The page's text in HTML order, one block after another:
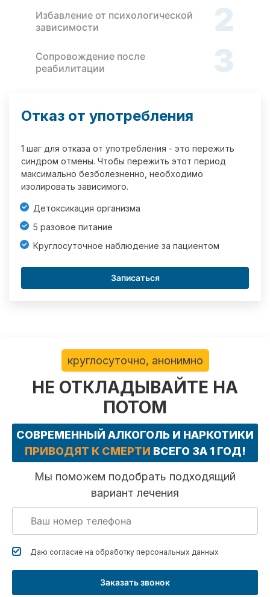
Избавление от психологической
зависимости
2
Сопровождение после
реабилитации
3
Отказ от употребления
1 шаг для отказа от употребления - это пережить
синдром отмены. Чтобы пережить этот период
максимально безболезненно, необходимо
изолировать зависимого.
Детоксикация организма
5 разовое питание
Круглосуточное наблюдение за пациентом
Записаться
круглосуточно, анонимно
НЕ ОТКЛАДЫВАЙТЕ НА
ПОТОМ
СОВРЕМЕННЫЙ АЛКОГОЛЬ И НАРКОТИКИ
ПРИВОДЯТ К СМЕРТИ ВСЕГО ЗА 1 ГОД!
Мы поможем подобрать подходящий
вариант лечения
Даю согласие на обработку персональных данных
Заказать звонок